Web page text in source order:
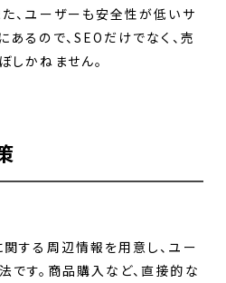
、ユーザーも安全性が低いサ
るので、SEOだけでなく、売
しかねません。
する周辺情報を用意し、ユー
です。商品購入など、直接的な